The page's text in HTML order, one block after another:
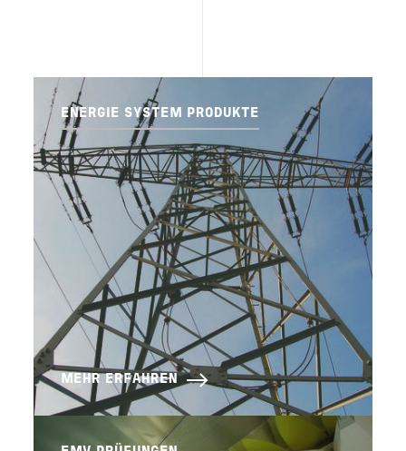
ENERGIE SYSTEM PRODUKTE
MEHR ERFAHREN